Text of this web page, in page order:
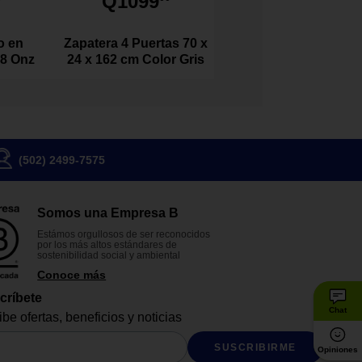
en
Onz
Zapatera 4 Puertas 70 x
24 x 162 cm Color Gris
(502) 2499-7575
Somos una Empresa B
Estámos orgullosos de ser reconocidos
por los más altos estándares de
sostenibilidad social y ambiental
Conoce más
ofertas, beneficios y noticias
SUSCRIBIRME
Chat
Opiniones